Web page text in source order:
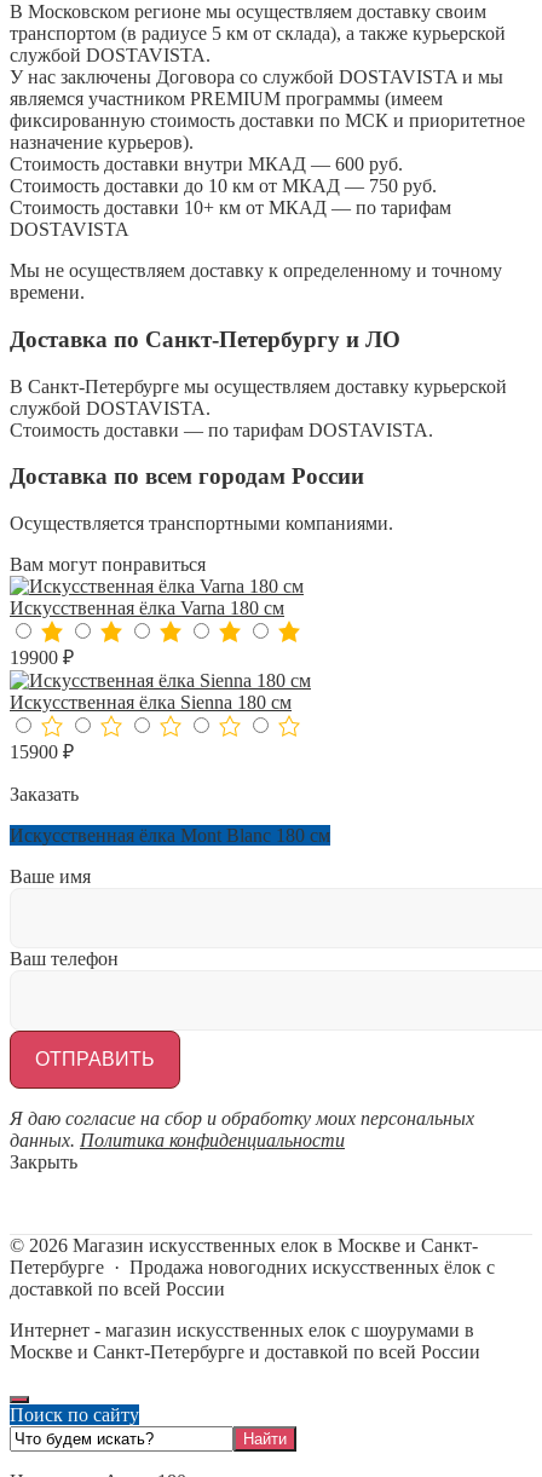
В Московском регионе мы осуществляем доставку своим
транспортом (в радиусе 5 км от склада), а также курьерской
службой DOSTAVISTA.
У нас заключены Договора со службой DOSTAVISTA и мы
являемся участником PREMIUM программы (имеем
фиксированную стоимость доставки по МСК и приоритетное
назначение курьеров).
Стоимость доставки внутри МКАД — 600 руб.
Стоимость доставки до 10 км от МКАД — 750 руб.
Стоимость доставки 10+ км от МКАД — по тарифам
DOSTAVISTA
Мы не осуществляем доставку к определенному и точному
времени.
Доставка по Санкт-Петербургу и ЛО
В Санкт-Петербурге мы осуществляем доставку курьерской
службой DOSTAVISTA.
Стоимость доставки — по тарифам DOSTAVISTA.
Доставка по всем городам России
Осуществляется транспортными компаниями.
Вам могут понравиться
Искусственная ёлка Varna 180 см
19900 ₽
Искусственная ёлка Sienna 180 см
15900 ₽
Заказать
Искусственная ёлка Mont Blanc 180 см
Ваше имя
Ваш телефон
Я даю согласие на сбор и обработку моих персональных
данных. Политика конфиденциальности
Закрыть
© 2026 Магазин искусственных елок в Москве и Санкт-
Петербурге · Продажа новогодних искусственных ёлок с
доставкой по всей России
Интернет - магазин искусственных елок с шоурумами в
Москве и Санкт-Петербурге и доставкой по всей России
Поиск по сайту